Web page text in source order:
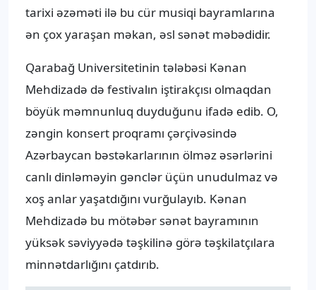
tarixi əzəməti ilə bu cür musiqi bayramlarına
ən çox yaraşan məkan, əsl sənət məbədidir.
Qarabağ Universitetinin tələbəsi Kənan
Mehdizadə də festivalın iştirakçısı olmaqdan
böyük məmnunluq duyduğunu ifadə edib. O,
zəngin konsert proqramı çərçivəsində
Azərbaycan bəstəkarlarının ölməz əsərlərini
canlı dinləməyin gənclər üçün unudulmaz və
xoş anlar yaşatdığını vurğulayıb. Kənan
Mehdizadə bu mötəbər sənət bayramının
yüksək səviyyədə təşkilinə görə təşkilatçılara
minnətdarlığını çatdırıb.